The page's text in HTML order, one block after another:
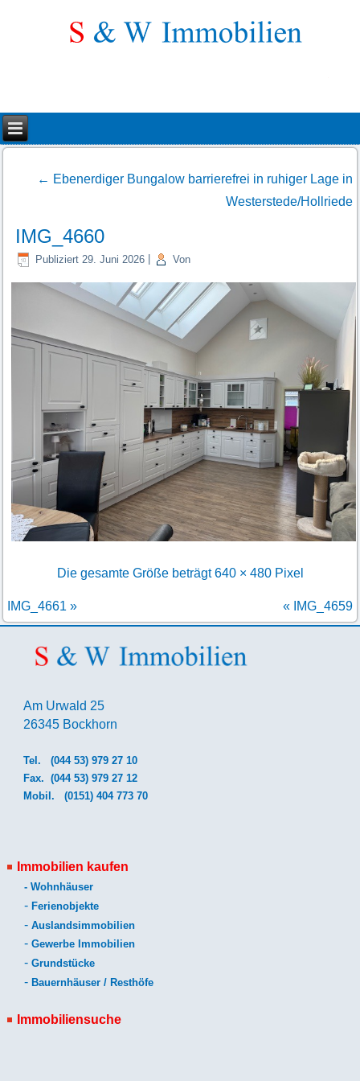
← Ebenerdiger Bungalow barrierefrei in ruhiger Lage in
Westerstede/Hollriede
IMG_4660
Publiziert 29. Juni 2026 Von
Die gesamte Größe beträgt640 × 480Pixel
IMG_4661 » « IMG_4659
Am Urwald 25
26345 Bockhorn
Tel. (044 53) 979 27 10
Fax. (044 53) 979 27 12
Mobil. (0151) 404 773 70
Immobilien kaufen
- Wohnhäuser
- Ferienobjekte
- Auslandsimmobilien
- Gewerbe Immobilien
- Grundstücke
- Bauernhäuser / Resthöfe
Immobiliensuche